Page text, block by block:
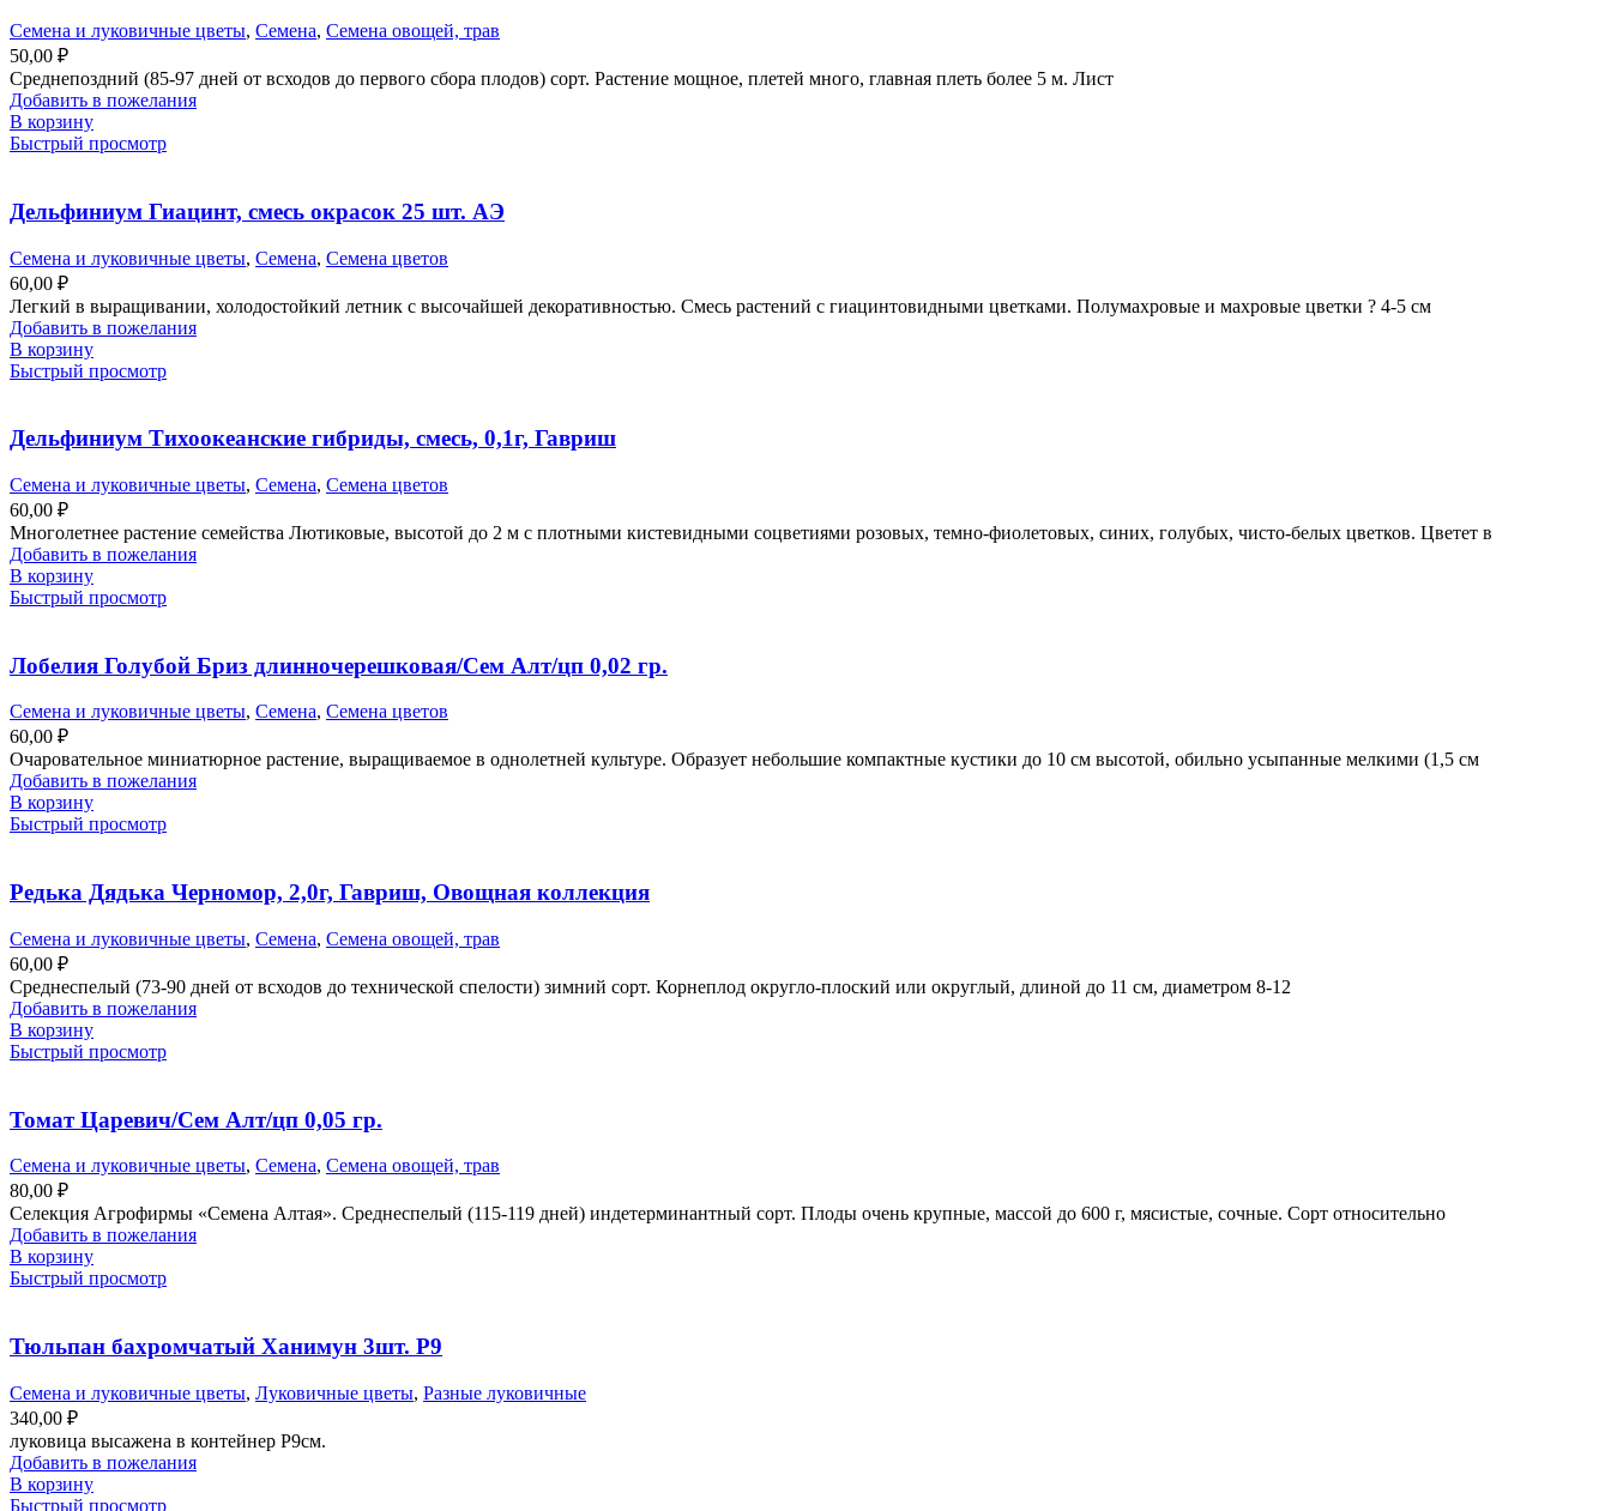
Семена и луковичные цветы, Семена, Семена овощей, трав
50,00 ₽
Среднепоздний (85-97 дней от всходов до первого сбора плодов) сорт. Растение мощное, плетей много, главная плеть более 5 м. Лист
Добавить в пожелания
В корзину
Быстрый просмотр
Дельфиниум Гиацинт, смесь окрасок 25 шт. АЭ
Семена и луковичные цветы, Семена, Семена цветов
60,00 ₽
Легкий в выращивании, холодостойкий летник с высочайшей декоративностью. Смесь растений с гиацинтовидными цветками. Полумахровые и махровые цветки ? 4-5 см
Добавить в пожелания
В корзину
Быстрый просмотр
Дельфиниум Тихоокеанские гибриды, смесь, 0,1г, Гавриш
Семена и луковичные цветы, Семена, Семена цветов
60,00 ₽
Многолетнее растение семейства Лютиковые, высотой до 2 м с плотными кистевидными соцветиями розовых, темно-фиолетовых, синих, голубых, чисто-белых цветков. Цветет в
Добавить в пожелания
В корзину
Быстрый просмотр
Лобелия Голубой Бриз длинночерешковая/Сем Алт/цп 0,02 гр.
Семена и луковичные цветы, Семена, Семена цветов
60,00 ₽
Очаровательное миниатюрное растение, выращиваемое в однолетней культуре. Образует небольшие компактные кустики до 10 см высотой, обильно усыпанные мелкими (1,5 см
Добавить в пожелания
В корзину
Быстрый просмотр
Редька Дядька Черномор, 2,0г, Гавриш, Овощная коллекция
Семена и луковичные цветы, Семена, Семена овощей, трав
60,00 ₽
Среднеспелый (73-90 дней от всходов до технической спелости) зимний сорт. Корнеплод округло-плоский или округлый, длиной до 11 см, диаметром 8-12
Добавить в пожелания
В корзину
Быстрый просмотр
Томат Царевич/Сем Алт/цп 0,05 гр.
Семена и луковичные цветы, Семена, Семена овощей, трав
80,00 ₽
Селекция Агрофирмы «Семена Алтая». Среднеспелый (115-119 дней) индетерминантный сорт. Плоды очень крупные, массой до 600 г, мясистые, сочные. Сорт относительно
Добавить в пожелания
В корзину
Быстрый просмотр
Тюльпан бахромчатый Ханимун 3шт. Р9
Семена и луковичные цветы, Луковичные цветы, Разные луковичные
340,00 ₽
луковица высажена в контейнер Р9см.
Добавить в пожелания
В корзину
Быстрый просмотр